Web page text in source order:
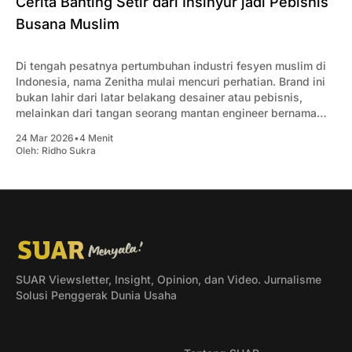
Busana Muslim
Di tengah pesatnya pertumbuhan industri fesyen muslim di
Indonesia, nama Zenitha mulai mencuri perhatian. Brand ini
bukan lahir dari latar belakang desainer atau pebisnis,
melainkan dari tangan seorang mantan engineer bernama
24 Mar 2026•4 Menit
Oleh: Ridho Sukra
SUAR Viewsletter, Insight, Opinion, dan Video. Jurnalisme
Solusi Penggerak Dunia Usaha